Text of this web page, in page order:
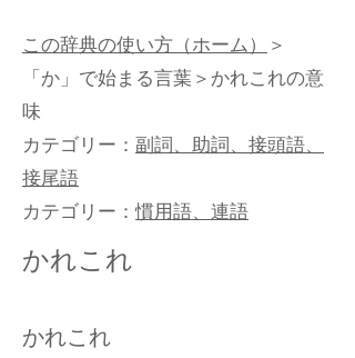
この辞典の使い方（ホーム）＞
「か」で始まる言葉＞かれこれの意
味
カテゴリー： 副詞、助詞、接頭語、
接尾語
カテゴリー：慣用語、連語
かれこれ
かれこれ